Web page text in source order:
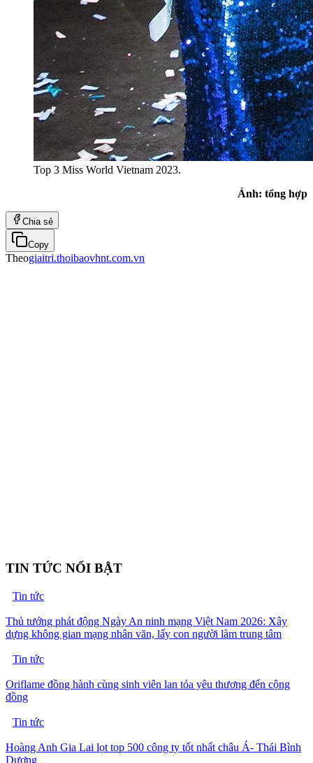
Top 3 Miss World Vietnam 2023.
Ảnh: tổng hợp
Chia sẻ
Copy
Theogiaitri.thoibaovhnt.com.vn
TIN TỨC NỔI BẬT
Tin tức
Thủ tướng phát động Ngày An ninh mạng Việt Nam 2026: Xây
dựng không gian mạng nhân văn, lấy con người làm trung tâm
Tin tức
Oriflame đồng hành cùng sinh viên lan tỏa yêu thương đến cộng
đồng
Tin tức
Hoàng Anh Gia Lai lọt top 500 công ty tốt nhất châu Á- Thái Bình
Dương